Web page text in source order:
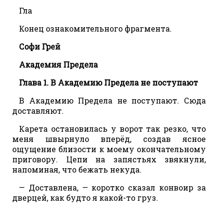
Гла
Конец ознакомительного фрагмента.
Софи Грей
Академия Предела
Глава 1. В Академию Предела не поступают
В Академию Предела не поступают. Сюда
доставляют.
Карета остановилась у ворот так резко, что
меня швырнуло вперёд, создав ясное
ощущение близости к моему окончательному
приговору. Цепи на запястьях звякнули,
напоминая, что бежать некуда.
— Доставлена, — коротко сказал конвоир за
дверцей, как будто я какой-то груз.